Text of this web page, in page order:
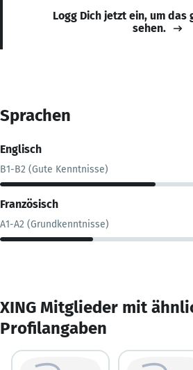
Logg Dich jetzt ein, um das
sehen.
Sprachen
Englisch
B1-B2 (Gute Kenntnisse)
Französisch
A1-A2 (Grundkenntnisse)
XING Mitglieder mit
Profilangaben